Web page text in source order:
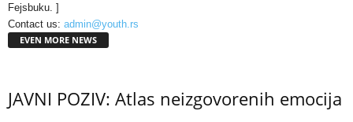
Fejsbuku. ]
Contact us: admin@youth.rs
EVEN MORE NEWS
JAVNI POZIV: Atlas neizgovorenih emocija